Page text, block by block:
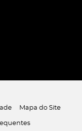
Mapa do Site